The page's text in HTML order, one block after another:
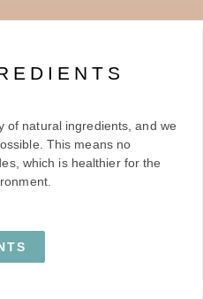
of natural ingredients, and we
This means no
which is healthier for the